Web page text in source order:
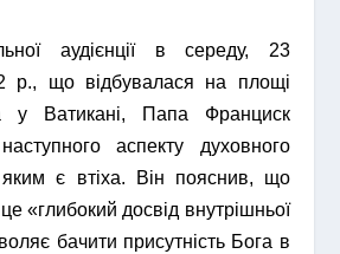
аудієнції в середу, 23
р., що відбувалася на площі
у Ватикані, Папа Франциск
аспекту духовного
яким є втіха. Він пояснив, що
«глибокий досвід внутрішньої
бачити присутність Бога в